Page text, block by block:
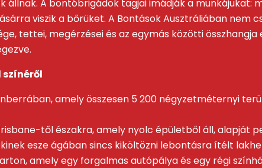
A bontóbrigádok tagjai imádják a munkájukat:
viszik a bőrüket. A Bontások Ausztráliában nem
tettei, megérzései és az egymás közötti
amely összesen 5 200 négyzetméternyi
től északra, amely nyolc épületből áll, alapját
esze ágában sincs kiköltözni lebontásra ítélt
amely egy forgalmas autópálya és egy régi